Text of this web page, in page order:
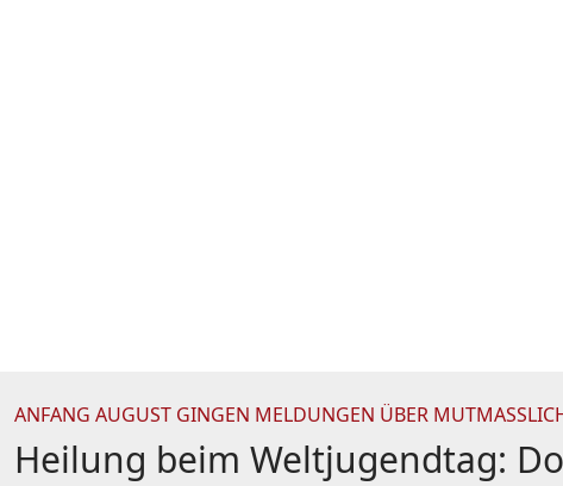
ANFANG AUGUST GINGEN MELDUNGEN ÜBER
Heilung beim Weltjugendtag: